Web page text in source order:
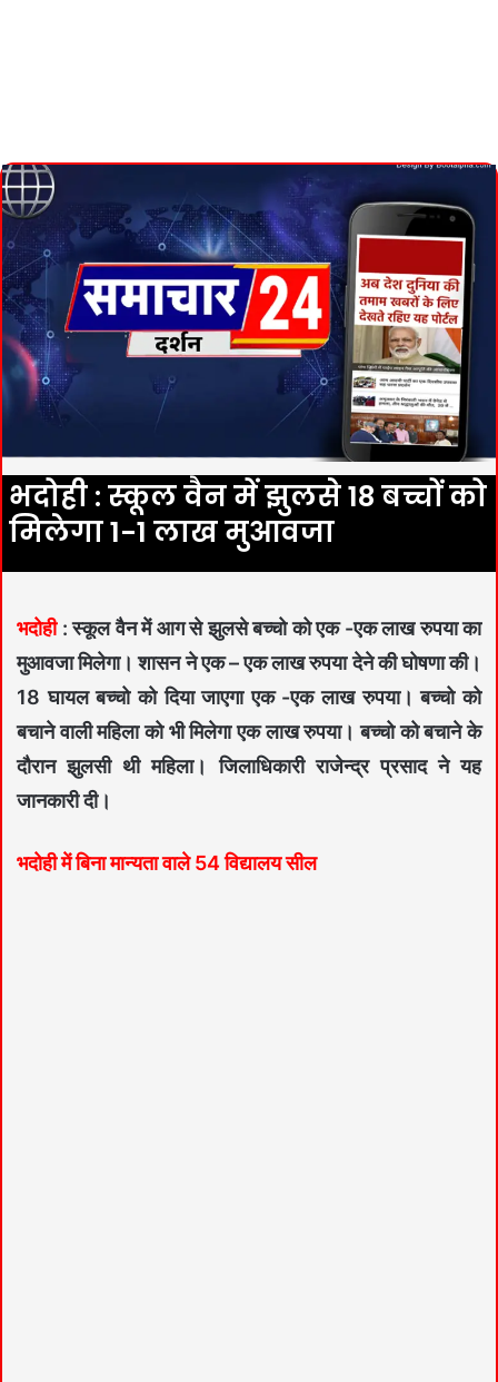
भदोही : स्कूल वैन में झुलसे 18 बच्चों को
मिलेगा 1-1 लाख मुआवजा
भदोही: स्कूल वैन में आग से झुलसे बच्चो को एक -एक लाख रुपया का
मुआवजा मिलेगा। शासन ने एक – एक लाख रुपया देने की घोषणा की।
18 घायल बच्चो को दिया जाएगा एक -एक लाख रुपया। बच्चो को
बचाने वाली महिला को भी मिलेगा एक लाख रुपया। बच्चो को बचाने के
दौरान झुलसी थी महिला। जिलाधिकारी राजेन्द्र प्रसाद ने यह
जानकारी दी।
भदोही में बिना मान्यता वाले 54 विद्यालय सील